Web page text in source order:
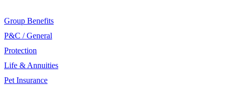
Group Benefits
P&C / General
Protection
Life & Annuities
Pet Insurance